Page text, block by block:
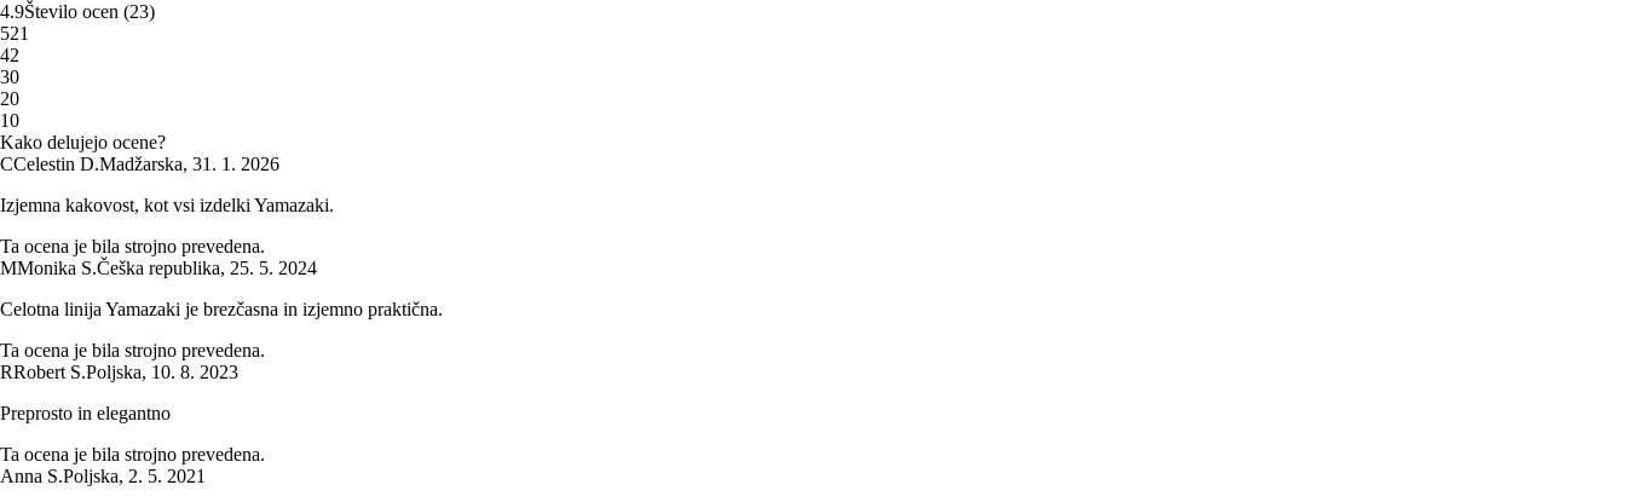
4.9Število ocen (23)
521
42
30
20
10
Kako delujejo ocene?
CCelestin D.Madžarska, 31. 1. 2026
Izjemna kakovost, kot vsi izdelki Yamazaki.
Ta ocena je bila strojno prevedena.
MMonika S.Češka republika, 25. 5. 2024
Celotna linija Yamazaki je brezčasna in izjemno praktična.
Ta ocena je bila strojno prevedena.
RRobert S.Poljska, 10. 8. 2023
Preprosto in elegantno
Ta ocena je bila strojno prevedena.
Anna S.Poljska, 2. 5. 2021